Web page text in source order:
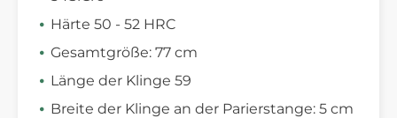
Härte 50 - 52 HRC
Gesamtgröße: 77 cm
Länge der Klinge 59
Breite der Klinge an der Parierstange: 5 cm